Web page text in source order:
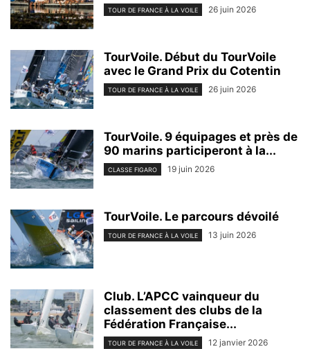
TOUR DE FRANCE À LA VOILE 26 juin 2026
TourVoile. Début du TourVoile
avec le Grand Prix du Cotentin
TOUR DE FRANCE À LA VOILE 26 juin 2026
TourVoile. 9 équipages et près de
90 marins participeront à la...
CLASSE FIGARO 19 juin 2026
TourVoile. Le parcours dévoilé
TOUR DE FRANCE À LA VOILE 13 juin 2026
Club. L’APCC vainqueur du
classement des clubs de la
Fédération Française...
TOUR DE FRANCE À LA VOILE 12 janvier 2026